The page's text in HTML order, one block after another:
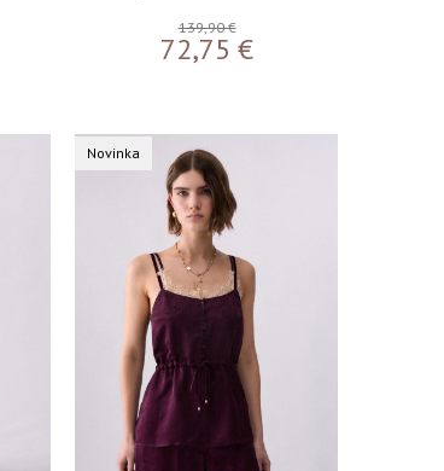
139,90 €
72,75 €
Novinka